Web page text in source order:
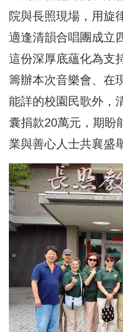
院與長照現場，用旋
適逢清韻合唱團成立
這份深厚底蘊化為支
籌辦本次音樂會、在
能詳的校園民歌外，
囊捐款20萬元，期盼
業與善心人士共襄盛